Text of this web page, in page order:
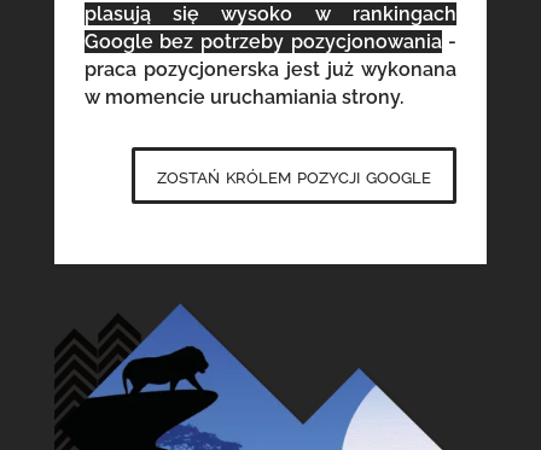
plasują się wysoko w rankingach
Google bez potrzeby pozycjonowania-
praca pozycjonerska jest już wykonana
w momencie uruchamiania strony.
zostań królem pozycji google